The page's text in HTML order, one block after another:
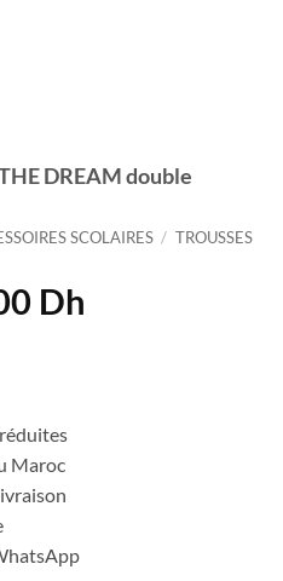
DREAM double
SCOLAIRES / TROUSSES
Dh.
DhLe
Maroc